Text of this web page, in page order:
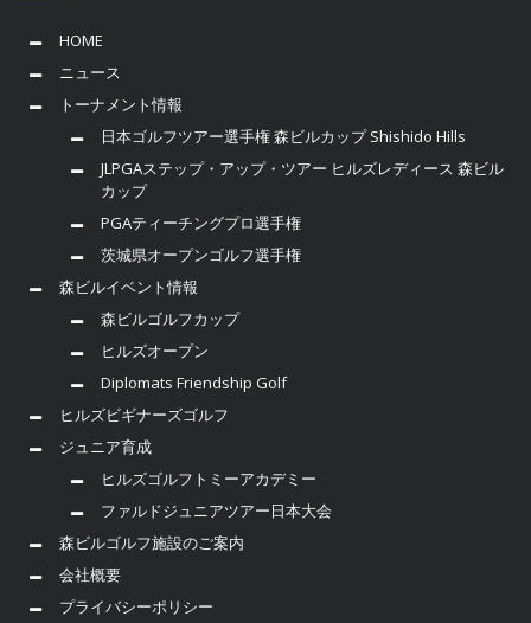
HOME
ニュース
トーナメント情報
日本ゴルフツアー選手権 森ビルカップ Shishido Hills
JLPGAステップ・アップ・ツアー ヒルズレディース 森ビル
カップ
PGAティーチングプロ選手権
茨城県オープンゴルフ選手権
森ビルイベント情報
森ビルゴルフカップ
ヒルズオープン
Diplomats Friendship Golf
ヒルズビギナーズゴルフ
ジュニア育成
ヒルズゴルフトミーアカデミー
ファルドジュニアツアー日本大会
森ビルゴルフ施設のご案内
会社概要
プライバシーポリシー